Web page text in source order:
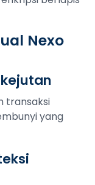
Nexo
transaksi
yang